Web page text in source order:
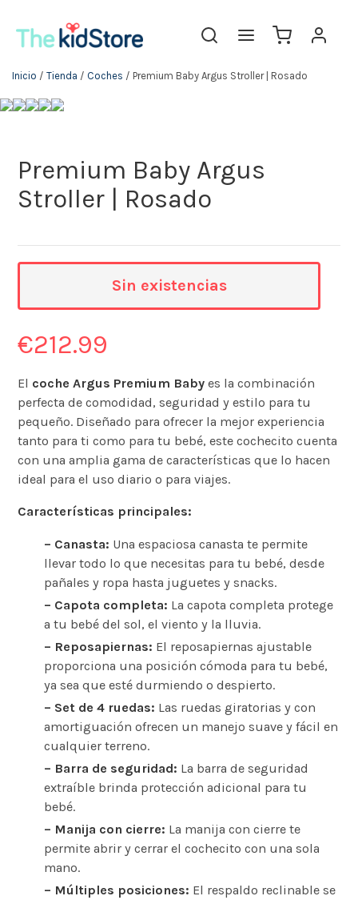
Inicio / Tienda / Coches / Premium Baby Argus Stroller | Rosado
Premium Baby Argus
Stroller | Rosado
€212.99
El coche Argus Premium Baby es la combinación
perfecta de comodidad, seguridad y estilo para tu
pequeño. Diseñado para ofrecer la mejor experiencia
tanto para ti como para tu bebé, este cochecito cuenta
con una amplia gama de características que lo hacen
ideal para el uso diario o para viajes.
Características principales:
– Canasta: Una espaciosa canasta te permite
llevar todo lo que necesitas para tu bebé, desde
pañales y ropa hasta juguetes y snacks.
– Capota completa: La capota completa protege
a tu bebé del sol, el viento y la lluvia.
– Reposapiernas: El reposapiernas ajustable
proporciona una posición cómoda para tu bebé,
ya sea que esté durmiendo o despierto.
– Set de 4 ruedas: Las ruedas giratorias y con
amortiguación ofrecen un manejo suave y fácil en
cualquier terreno.
– Barra de seguridad: La barra de seguridad
extraíble brinda protección adicional para tu
bebé.
– Manija con cierre: La manija con cierre te
permite abrir y cerrar el cochecito con una sola
mano.
– Múltiples posiciones: El respaldo reclinable se
Sin existencias